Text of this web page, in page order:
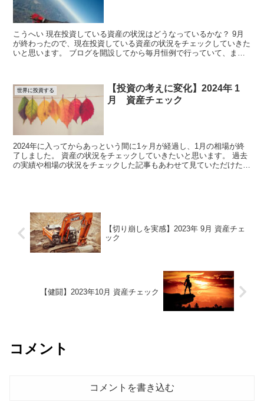
こうへい 現在投資している資産の状況はどうなっているかな？ 9月
が終わったので、現在投資している資産の状況をチェックしていきた
いと思います。 ブログを開設してから毎月恒例で行っていて、まと
世界に投資する
【投資の考えに変化】2024年 1
月 資産チェック
2024年に入ってからあっという間に1ヶ月が経過し、1月の相場が終
了しました。 資産の状況をチェックしていきたいと思います。 過去
の実績や相場の状況をチェックした記事もあわせて見ていただけたら
【切り崩しを実感】2023年 9月 資産チェ
ック
【健闘】2023年10月 資産チェック
コメント
コメントを書き込む